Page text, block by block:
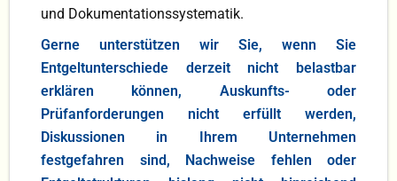
und Dokumentationssystematik.
Gerne unterstützen wir Sie, wenn Sie
Entgeltunterschiede derzeit nicht belastbar
erklären können, Auskunfts- oder
Prüfanforderungen nicht erfüllt werden,
Diskussionen in Ihrem Unternehmen
festgefahren sind, Nachweise fehlen oder